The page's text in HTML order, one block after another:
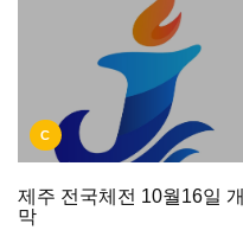
C
제주 전국체전 10월16일 개
막